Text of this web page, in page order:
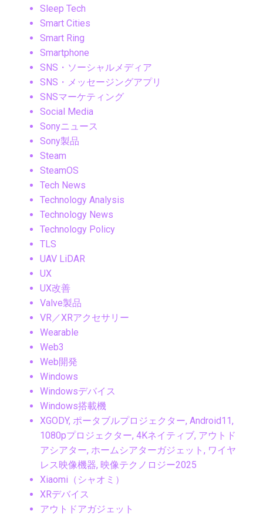
Sleep Tech
Smart Cities
Smart Ring
Smartphone
SNS・ソーシャルメディア
SNS・メッセージングアプリ
SNSマーケティング
Social Media
Sonyニュース
Sony製品
Steam
SteamOS
Tech News
Technology Analysis
Technology News
Technology Policy
TLS
UAV LiDAR
UX
UX改善
Valve製品
VR／XRアクセサリー
Wearable
Web3
Web開発
Windows
Windowsデバイス
Windows搭載機
XGODY, ポータブルプロジェクター, Android11,
1080pプロジェクター, 4Kネイティブ, アウトド
アシアター, ホームシアターガジェット, ワイヤ
レス映像機器, 映像テクノロジー2025
Xiaomi（シャオミ）
XRデバイス
アウトドアガジェット